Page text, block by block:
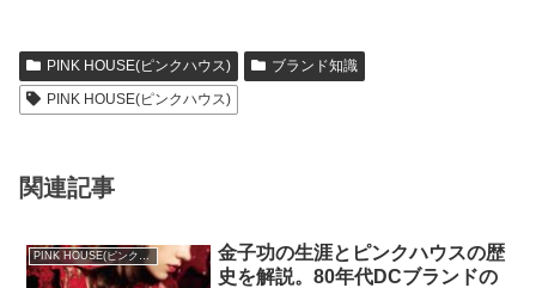
PINK HOUSE(ピンクハウス)
ブランド知識
PINK HOUSE(ピンクハウス)
関連記事
PINK HOUSE(ピンクハウス)
金子功の生涯とピンクハウスの歴
史を解説。80年代DCブランドの